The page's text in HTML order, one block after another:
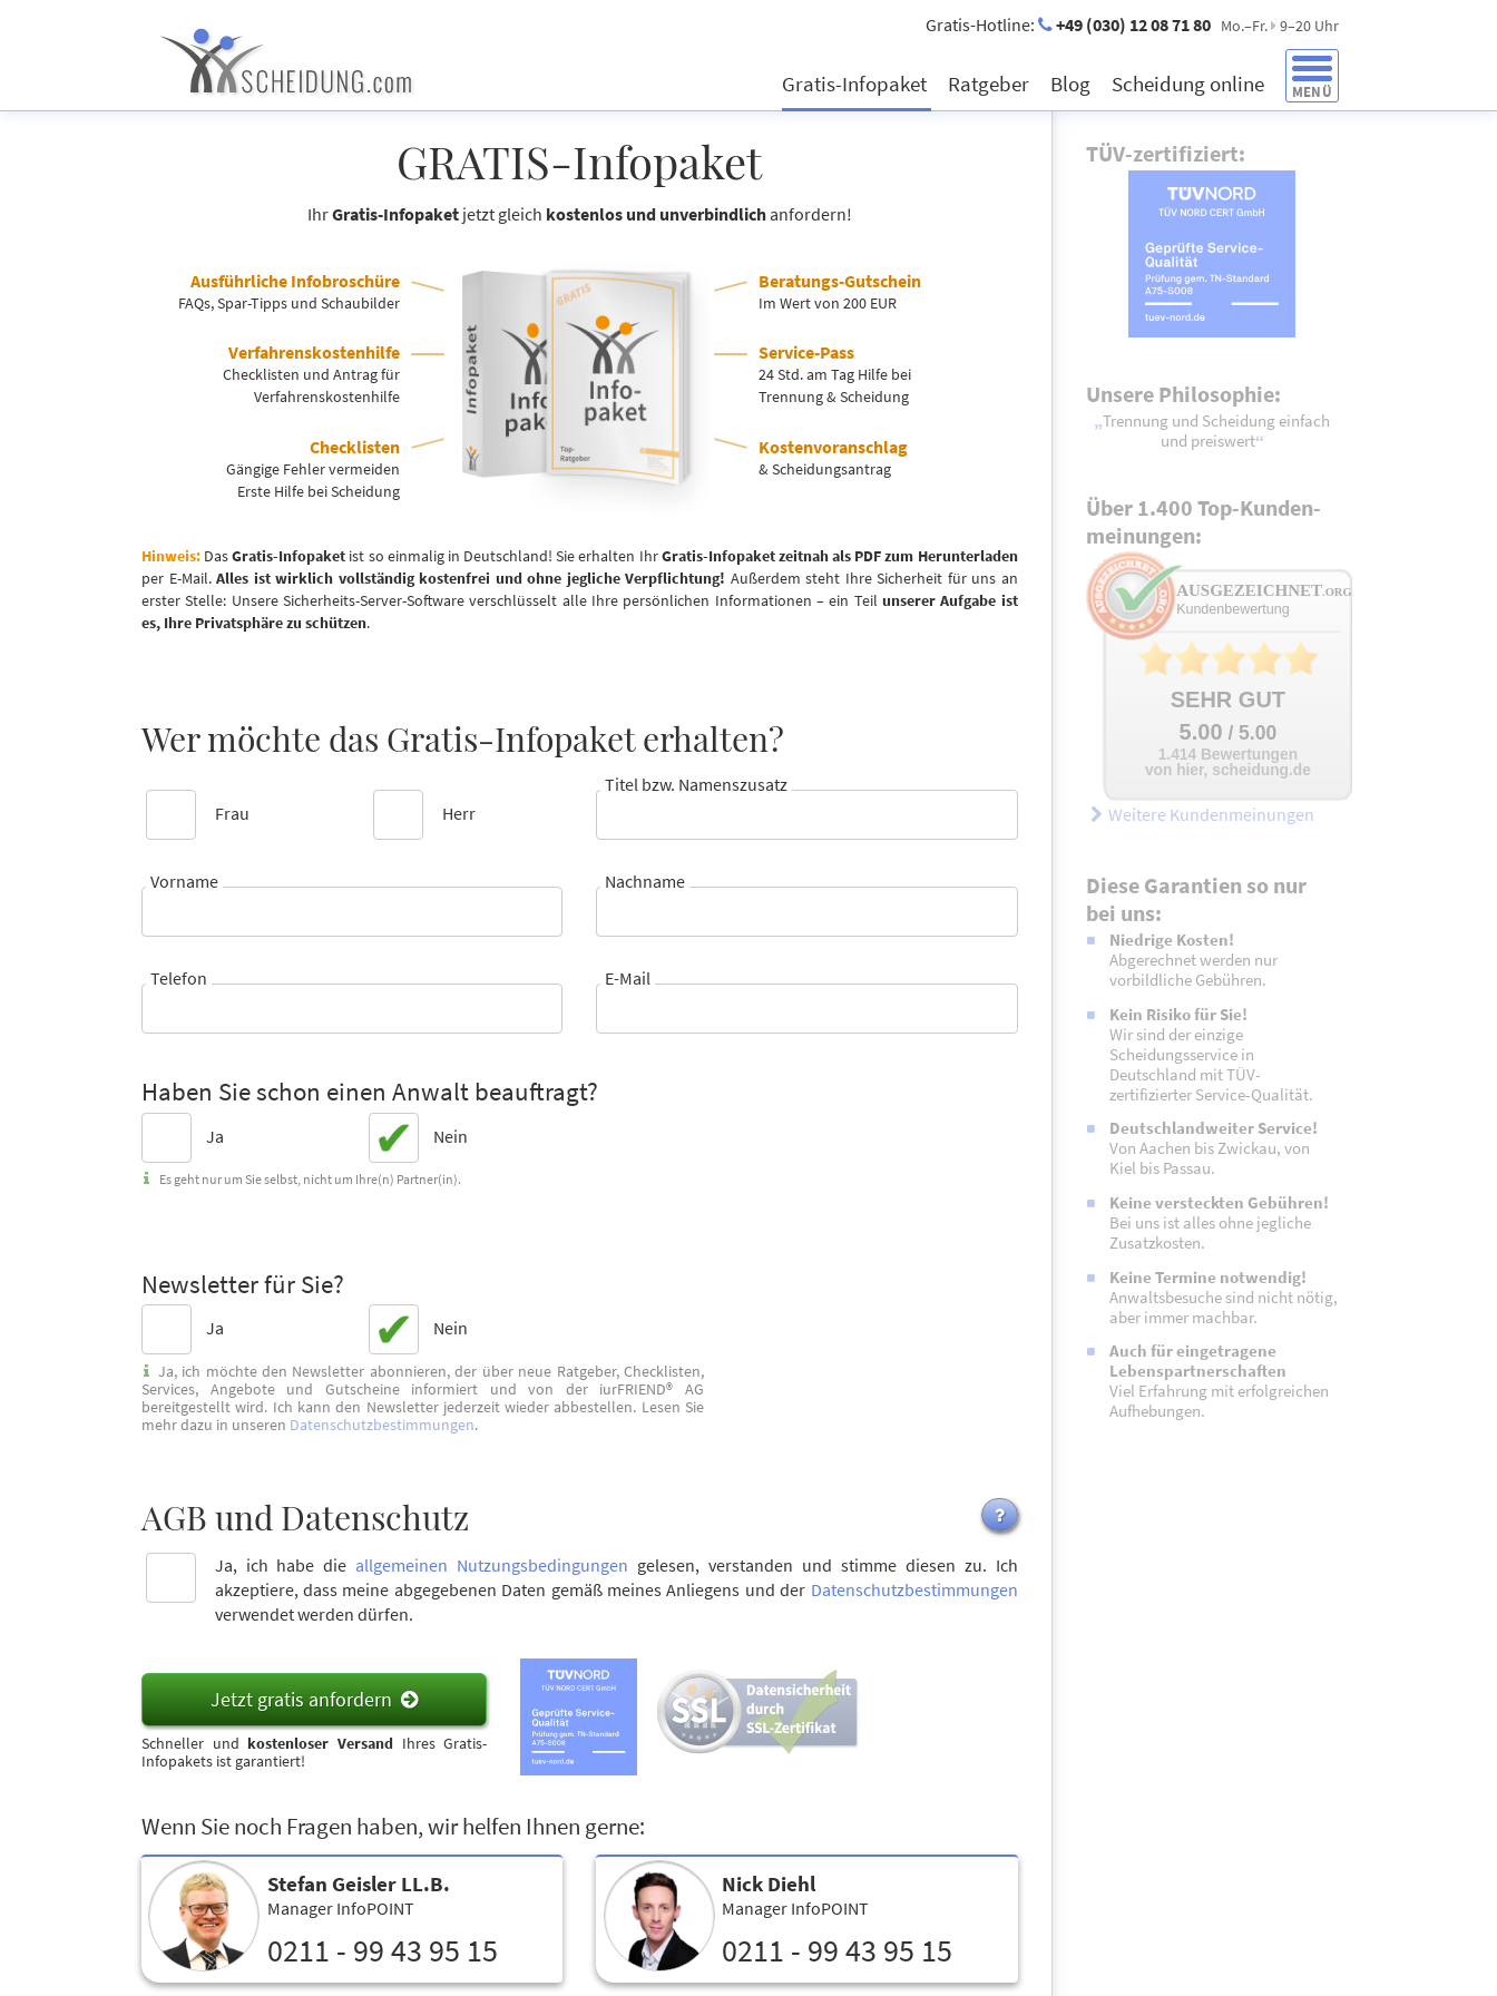
Gratis-Hotline: +49 (030) 12 08 71 80 Mo.–Fr. 9–20 Uhr
Gratis-Infopaket Ratgeber Blog Scheidung online MENÜ
GRATIS-Infopaket
IhrGratis-Infopaketjetzt gleich kostenlos und unverbindlichanfordern!
Ausführliche Infobroschüre
FAQs, Spar-Tipps und Schaubilder
Verfahrenskostenhilfe
Checklisten und Antrag für
Verfahrenskostenhilfe
Checklisten
Gängige Fehler vermeiden
Erste Hilfe bei Scheidung
Beratungs-Gutschein
Im Wert von 200 EUR
Service-Pass
24 Std. am Tag Hilfe bei
Trennung & Scheidung
Kostenvoranschlag
& Scheidungsantrag
Hinweis: DasGratis-Infopaket ist so einmalig in Deutschland! Sie erhalten IhrGratis-Infopaket zeitnah als PDF zum Herunterladen
per E-Mail. Alles ist wirklich vollständig kostenfrei und ohne jegliche Verpflichtung! Außerdem steht Ihre Sicherheit für uns an
erster Stelle: Unsere Sicherheits-Server-Software verschlüsselt alle Ihre persönlichen Informationen – ein Teil unserer Aufgabe ist
es, Ihre Privatsphäre zu schützen.
Wer möchte das Gratis-Infopaket erhalten?
Frau Herr
Titel bzw. Namenszusatz
Vorname Nachname
Telefon E-Mail
Haben Sie schon einen Anwalt beauftragt?
Ja Nein
Es geht nur um Sie selbst, nicht um Ihre(n) Partner(in).
Newsletter für Sie?
Ja Nein
Ja, ich möchte den Newsletter abonnieren, der über neue Ratgeber, Checklisten,
Services, Angebote und Gutscheine informiert und von der iurFRIEND® AG
bereitgestellt wird. Ich kann den Newsletter jederzeit wieder abbestellen. Lesen Sie
mehr dazu in unseren Datenschutzbestimmungen.
AGB und Datenschutz
Ja, ich habe die allgemeinen Nutzungsbedingungen gelesen, verstanden und stimme diesen zu. Ich
akzeptiere, dass meine abgegebenen Daten gemäß meines Anliegens und der Datenschutzbestimmungen
verwendet werden dürfen.
Jetzt gratis anfordern
Schneller und kostenloser Versand Ihres Gratis-
Infopakets ist garantiert!
Wenn Sie noch Fragen haben, wir helfen Ihnen gerne:
Stefan Geisler LL.B.
Manager InfoPOINT
0211 - 99 43 95 15
Nick Diehl
Manager InfoPOINT
0211 - 99 43 95 15
TÜV-zertifiziert:
Unsere Philosophie:
Trennung und Scheidung einfach
und preiswert
Über 1.400 Top-Kunden­
meinungen:
Weitere Kundenmeinungen
Diese Garantien so nur
bei uns:
Niedrige Kosten!
Abgerechnet werden nur
vorbildliche Gebühren.
Kein Risiko für Sie!
Wir sind der einzige
Scheidungsservice in
Deutschland mit TÜV-
zertifizierter Service-Qualität.
Deutschlandweiter Service!
Von Aachen bis Zwickau, von
Kiel bis Passau.
Keine versteckten Gebühren!
Bei uns ist alles ohne jegliche
Zusatzkosten.
Keine Termine notwendig!
Anwaltsbesuche sind nicht nötig,
aber immer machbar.
Auch für eingetragene
Lebenspartnerschaften
Viel Erfahrung mit erfolg­reichen
Aufhebungen.